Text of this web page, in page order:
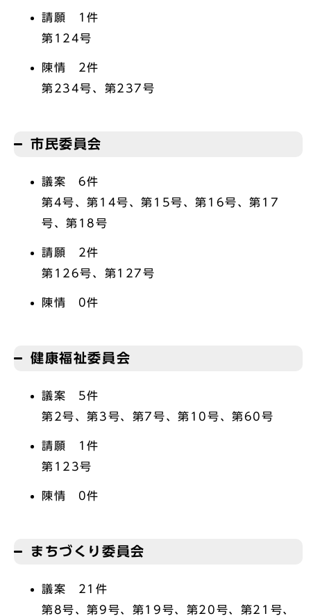
請願 1件
第124号
陳情 2件
第234号、第237号
市民委員会
議案 6件
第4号、第14号、第15号、第16号、第17
号、第18号
請願 2件
第126号、第127号
陳情 0件
健康福祉委員会
議案 5件
第2号、第3号、第7号、第10号、第60号
請願 1件
第123号
陳情 0件
まちづくり委員会
議案 21件
第8号、第9号、第19号、第20号、第21号、